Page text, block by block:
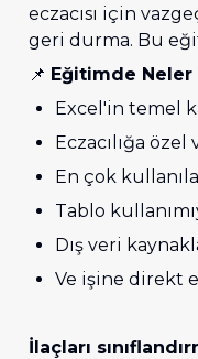
eczacısı için
geri durma. Bu
📌 Eğitimde Neler
Excel'in temel
Eczacılığa özel
En çok
Tablo
Dış veri
Ve işine direkt
İlaçları